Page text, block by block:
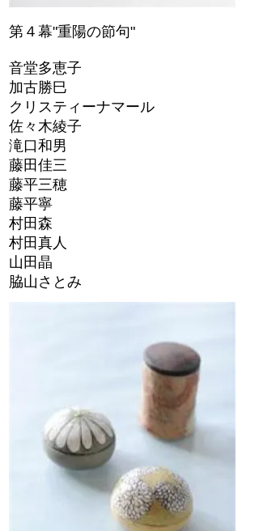
第４幕"重陽の節句"
音堂多恵子
加古勝巳
クリスティーナマール
佐々木綾子
滝口和男
藤田佳三
藤平三穂
藤平寧
村田森
村田真人
山田晶
脇山さとみ